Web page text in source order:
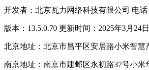
开发者：北京瓦力网络科技有限公司 电话
版本：13.5.0.70 更新时间：2025年3月24日
北京地址：北京市昌平区安居路小米智慧
南京地址：南京市建邺区永初路37号小米